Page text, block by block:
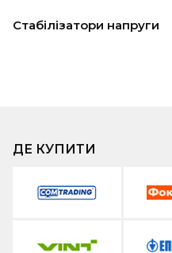
Стабілізатори напруги
ДЕ КУПИТИ